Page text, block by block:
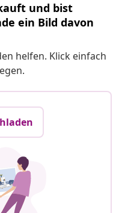
und bist
ein Bild davon
helfen. Klick einfach